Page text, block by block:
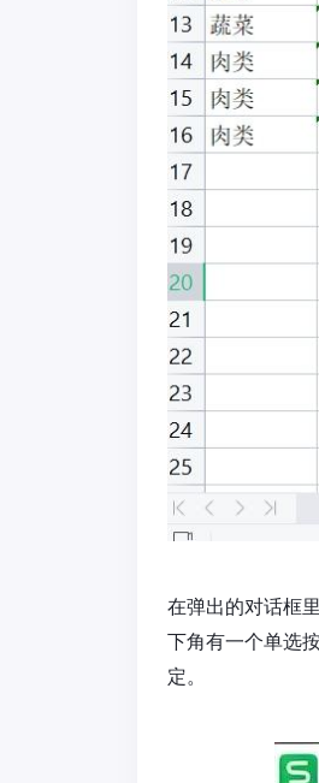
在弹出的对话框
下角有一个单选
定。